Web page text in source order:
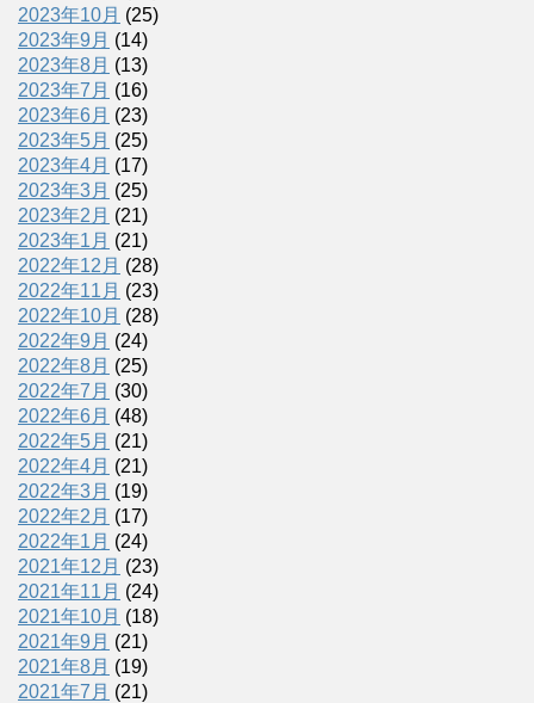
2023年10月 (25)
2023年9月 (14)
2023年8月 (13)
2023年7月 (16)
2023年6月 (23)
2023年5月 (25)
2023年4月 (17)
2023年3月 (25)
2023年2月 (21)
2023年1月 (21)
2022年12月 (28)
2022年11月 (23)
2022年10月 (28)
2022年9月 (24)
2022年8月 (25)
2022年7月 (30)
2022年6月 (48)
2022年5月 (21)
2022年4月 (21)
2022年3月 (19)
2022年2月 (17)
2022年1月 (24)
2021年12月 (23)
2021年11月 (24)
2021年10月 (18)
2021年9月 (21)
2021年8月 (19)
2021年7月 (21)